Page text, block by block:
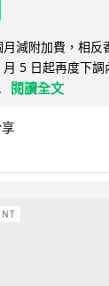
月減附加費，相
5 日起再度下調
閱讀全文